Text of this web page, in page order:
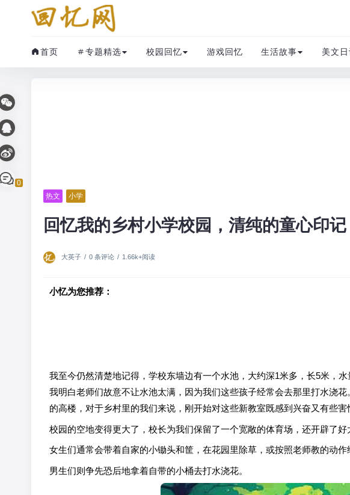
首页 专题精选 校园回忆 游戏回忆 生活故事 美文
热文 小学
回忆我的乡村小学校园，清纯的童心印记
大英子 / 0 条评论 / 1.66k+阅读
小忆为您推荐：
我至今仍然清楚地记得，学校东墙边有一个水池，大约深1米多，长5米，
我明白老师们故意不让水池太满，因为我们这些孩子经常会去那里打水浇
的高楼，对于乡村里的我们来说，刚开始对这些新教室既感到兴奋又有些害
校园的空地变得更大了，校长为我们保留了一个宽敞的体育场，还开辟了好
女生们通常会带着自家的小锄头和筐，在花园里除草，或按照老师教的动作
男生们则争先恐后地拿着自带的小桶去打水浇花。
0